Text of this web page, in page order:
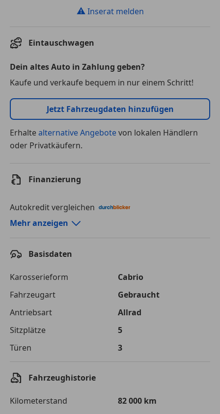
⚠ Inserat melden
Eintauschwagen
Dein altes Auto in Zahlung geben?
Kaufe und verkaufe bequem in nur einem Schritt!
Jetzt Fahrzeugdaten hinzufügen
Erhaltealternative Angebotevon lokalen Händlern
oder Privatkäufern.
Finanzierung
Autokredit vergleichen
Autokredit-Rechner von durchblicker.at
Laufzeit
120 Monate
Kreditbetrag
€ 34 000,-
Zu zahlender
Gesamtbetrag
€ 47 899,-
Effektivzinsatz
Sollzinssatz
7,25 %
Mehr anzeigen
Basisdaten
Karosserieform
Cabrio
Fahrzeugart
Gebraucht
Antriebsart
Allrad
Sitzplätze
5
Türen
3
Fahrzeughistorie
Kilometerstand
82 000 km